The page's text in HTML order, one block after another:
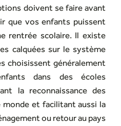
doivent se faire avant
que vos enfants puissent
rentrée scolaire. Il existe
calquées sur le système
choisissent généralement
dans des écoles
la reconnaissance des
et facilitant aussi la
ou retour au pays